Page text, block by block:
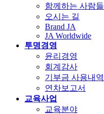
함께하는 사람들
오시는 길
Brand JA
JA Worldwide
투명경영
윤리경영
회계감사
기부금 사용내역
연차보고서
교육사업
교육분야